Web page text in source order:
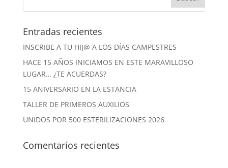
Entradas recientes
INSCRIBE A TU HIJ@ A LOS DÍAS CAMPESTRES
HACE 15 AÑOS INICIAMOS EN ESTE MARAVILLOSO
LUGAR… ¿TE ACUERDAS?
15 ANIVERSARIO EN LA ESTANCIA
TALLER DE PRIMEROS AUXILIOS
UNIDOS POR 500 ESTERILIZACIONES 2026
Comentarios recientes